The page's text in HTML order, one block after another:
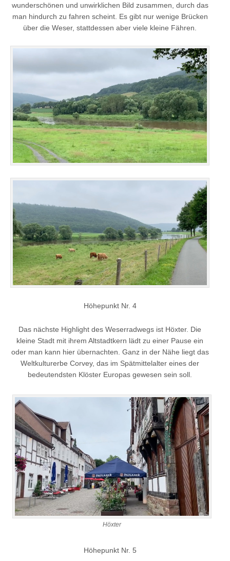
wunderschönen und unwirklichen Bild zusammen, durch das
man hindurch zu fahren scheint. Es gibt nur wenige Brücken
über die Weser, stattdessen aber viele kleine Fähren.
Höhepunkt Nr. 4
Das nächste Highlight des Weserradwegs ist Höxter. Die
kleine Stadt mit ihrem Altstadtkern lädt zu einer Pause ein
oder man kann hier übernachten. Ganz in der Nähe liegt das
Weltkulturerbe Corvey, das im Spätmittelalter eines der
bedeutendsten Klöster Europas gewesen sein soll.
Höxter
Höhepunkt Nr. 5